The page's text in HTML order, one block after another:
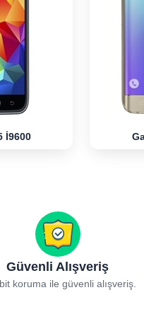
İ9600
Güvenli Alışveriş
koruma ile güvenli alışveriş.